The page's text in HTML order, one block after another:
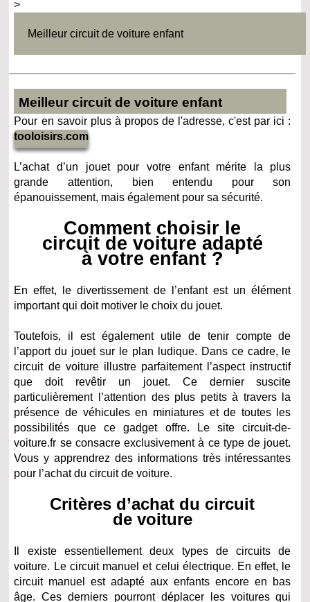
>
Meilleur circuit de voiture enfant
Meilleur circuit de voiture enfant
Pour en savoir plus à propos de l'adresse, c'est par ici :
tooloisirs.com
L’achat d’un jouet pour votre enfant mérite la plus
grande attention, bien entendu pour son
épanouissement, mais également pour sa sécurité.
Comment choisir le
circuit de voiture adapté
à votre enfant ?
En effet, le divertissement de l’enfant est un élément
important qui doit motiver le choix du jouet.
Toutefois, il est également utile de tenir compte de
l’apport du jouet sur le plan ludique. Dans ce cadre, le
circuit de voiture illustre parfaitement l’aspect instructif
que doit revêtir un jouet. Ce dernier suscite
particulièrement l’attention des plus petits à travers la
présence de véhicules en miniatures et de toutes les
possibilités que ce gadget offre. Le site circuit-de-
voiture.fr se consacre exclusivement à ce type de jouet.
Vous y apprendrez des informations très intéressantes
pour l’achat du circuit de voiture.
Critères d’achat du circuit
de voiture
Il existe essentiellement deux types de circuits de
voiture. Le circuit manuel et celui électrique. En effet, le
circuit manuel est adapté aux enfants encore en bas
âge. Ces derniers pourront déplacer les voitures qui